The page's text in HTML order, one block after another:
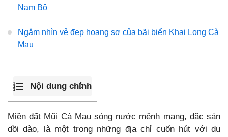
Nam Bộ
Ngắm nhìn vẻ đẹp hoang sơ của bãi biển Khai Long Cà
Mau
Nội dung chính
Miền đất Mũi Cà Mau sóng nước mênh mang, đặc sản
dồi dào, là một trong những địa chỉ cuốn hút với du